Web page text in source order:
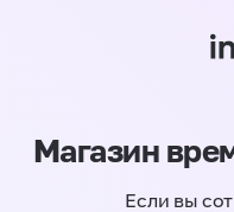
Магазин
Если вы